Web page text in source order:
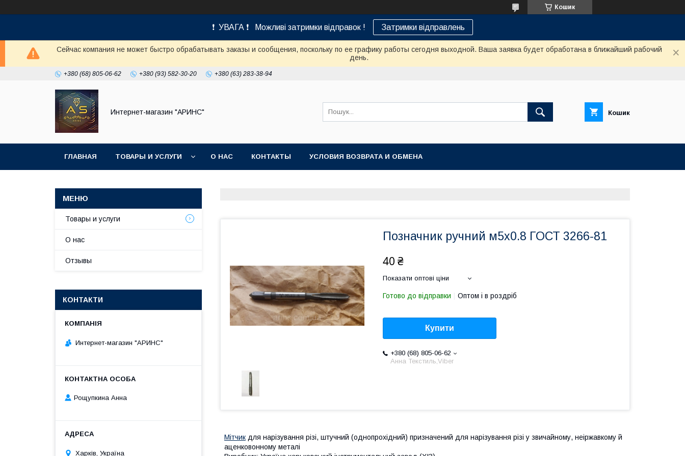
Кошик
❗ УВАГА ❗ Можливі затримки відправок ! Затримки відправлень
Сейчас компания не может быстро обрабатывать заказы и сообщения, поскольку по ее графику работы сегодня выходной. Ваша заявка будет обработана в ближайший рабочий
день.
+380 (68) 805-06-62 +380 (93) 582-30-20 +380 (63) 283-38-94
Интернет-магазин "АРИНС" Кошик
ГЛАВНАЯ ТОВАРЫ И УСЛУГИ О НАС КОНТАКТЫ УСЛОВИЯ ВОЗВРАТА И ОБМЕНА
Позначник ручний м5х0.8 ГОСТ 3266-81
40 ₴
Показати оптові ціни
Готово до відправки Оптом і в роздріб
Купити
+380 (68) 805-06-62
Анна Текстиль,Viber
Мітчик для нарізування різі, штучний (однопрохідний) призначений для нарізування різі у звичайному, неіржавкому й
аценковонному металі
Товары и услуги
О нас
Отзывы
КОНТАКТИ
Интернет-магазин "АРИНС"
Рощупкина Анна
Харків, Україна